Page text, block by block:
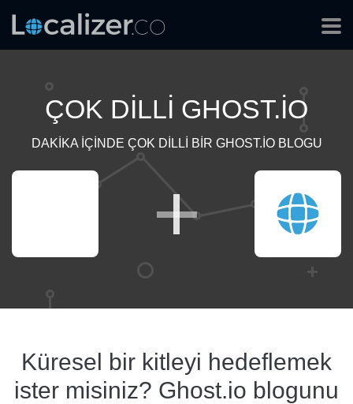
ÇOK DILLI GHOST.IO
DAKIKA IÇINDE ÇOK DILLI BIR GHOST.IO BLOGU
Küresel bir kitleyi hedeflemek
ister misiniz? Ghost.io blogunu